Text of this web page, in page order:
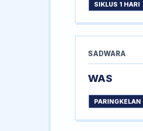
SIKLUS 1 HARI
SADWARA
WAS
PARINGKELAN